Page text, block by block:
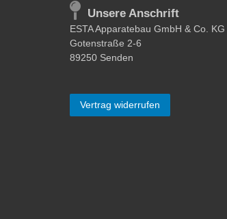
Unsere Anschrift
ESTA Apparatebau GmbH & Co. KG
Gotenstraße 2-6
89250 Senden
Vertrag widerrufen